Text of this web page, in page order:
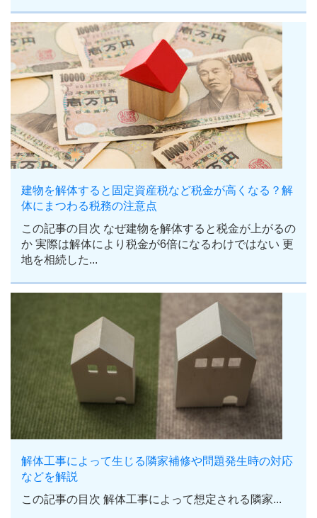
建物を解体すると固定資産税など税金が高くなる？解
体にまつわる税務の注意点
この記事の目次 なぜ建物を解体すると税金が上がるの
か 実際は解体により税金が6倍になるわけではない 更
地を相続した...
解体工事によって生じる隣家補修や問題発生時の対応
などを解説
この記事の目次 解体工事によって想定される隣家...